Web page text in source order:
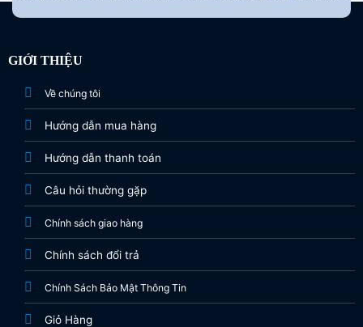
GIỚI THIỆU
Về chúng tôi
Hướng dẫn mua hàng
Hướng dẫn thanh toán
Câu hỏi thường gặp
Chính sách giao hàng
Chính sách đổi trả
Chính Sách Bảo Mật Thông Tin
Giỏ Hàng